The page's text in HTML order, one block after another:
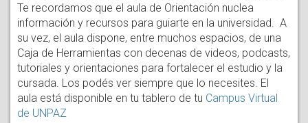
Te recordamos que el aula de Orientación nuclea
información y recursos para guiarte en la universidad. A
su vez, el aula dispone, entre muchos espacios, de una
Caja de Herramientas con decenas de videos, podcasts,
tutoriales y orientaciones para fortalecer el estudio y la
cursada. Los podés ver siempre que lo necesites. El
aula está disponible en tu tablero de tu Campus Virtual
de UNPAZ